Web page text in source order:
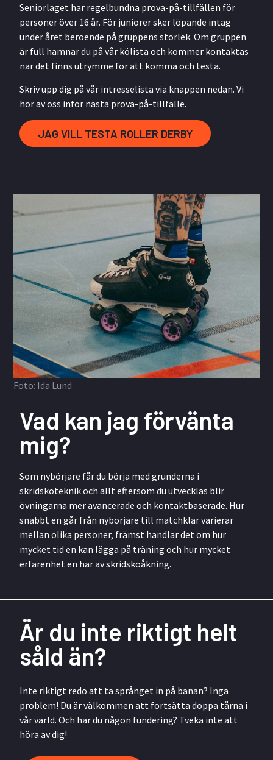
Seniorlaget har regelbundna prova-på-tillfällen för
personer över 16 år. För juniorer sker löpande intag
under året beroende på gruppens storlek. Om gruppen
är full hamnar du på vår kölista och kommer kontaktas
när det finns utrymme för att komma och testa.
Skriv upp dig på vår intresselista via knappen nedan. Vi
hör av oss inför nästa prova-på-tillfälle.
JAG VILL TESTA ROLLER DERBY
Foto: Ida Lund
Vad kan jag förvänta
mig?
Som nybörjare får du börja med grunderna i
skridskoteknik och allt eftersom du utvecklas blir
övningarna mer avancerade och kontaktbaserade. Hur
snabbt en går från nybörjare till matchklar varierar
mellan olika personer, främst handlar det om hur
mycket tid en kan lägga på träning och hur mycket
erfarenhet en har av skridskoåkning.
Är du inte riktigt helt
såld än?
Inte riktigt redo att ta språnget in på banan? Inga
problem! Du är välkommen att fortsätta doppa tårna i
vår värld. Och har du någon fundering? Tveka inte att
höra av dig!